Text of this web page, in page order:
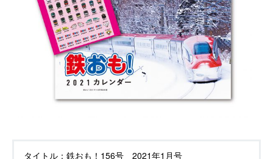
タイトル： 鉄おも！156号 2021年1月号